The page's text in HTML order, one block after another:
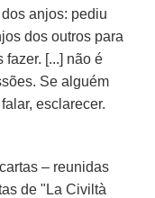
anjos: pediu
dos outros para
fazer. [...] não é
Se alguém
esclarecer.
– reunidas
de "La Civiltà